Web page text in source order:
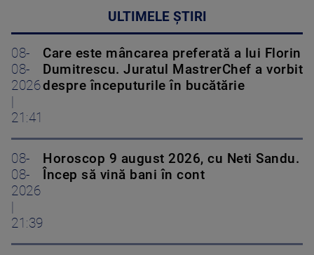
ULTIMELE ȘTIRI
08-
08-
2026
21:41
Care este mâncarea preferată a lui Florin
Dumitrescu. Juratul MastrerChef a vorbit
despre începuturile în bucătărie
08-
08-
2026
21:39
Horoscop 9 august 2026, cu Neti Sandu.
Încep să vină bani în cont